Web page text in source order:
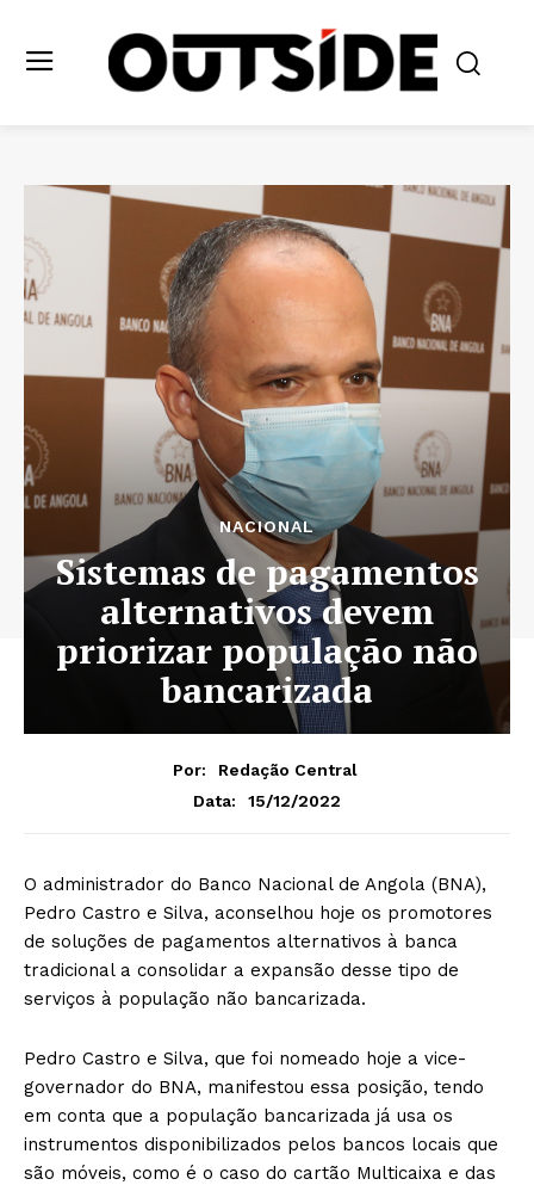
NACIONAL
Sistemas de pagamentos
alternativos devem
priorizar população não
bancarizada
Por:
Redação Central
Data:
15/12/2022
O administrador do Banco Nacional de Angola (BNA),
Pedro Castro e Silva, aconselhou hoje os promotores
de soluções de pagamentos alternativos à banca
tradicional a consolidar a expansão desse tipo de
serviços à população não bancarizada.
Pedro Castro e Silva, que foi nomeado hoje a vice-
governador do BNA, manifestou essa posição, tendo
em conta que a população bancarizada já usa os
instrumentos disponibilizados pelos bancos locais que
são móveis, como é o caso do cartão Multicaixa e das